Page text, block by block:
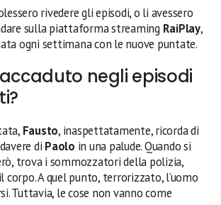
rivedere gli episodi, o li avessero
sulla piattaforma streaming RaiPlay,
ogni settimana con le nuove puntate.
negli episodi
Fausto, inaspettatamente, ricorda di
di Paolo in una palude. Quando si
trova i sommozzatori della polizia,
corpo. A quel punto, terrorizzato, l’uomo
Tuttavia, le cose non vanno come